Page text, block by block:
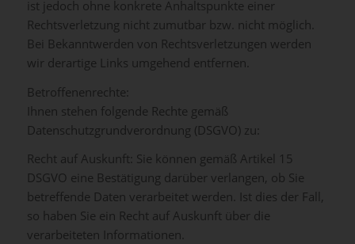
ist jedoch ohne konkrete Anhaltspunkte einer
Rechtsverletzung nicht zumutbar bzw. nicht möglich.
Bei Bekanntwerden von Rechtsverletzungen werden
wir derartige Links umgehend entfernen.
Betroffenenrechte:
Ihnen stehen folgende Rechte gemäß
Datenschutzgrundverordnung (DSGVO) zu:
Recht auf Auskunft: Sie können gemäß Artikel 15
DSGVO eine Bestätigung darüber verlangen, ob Sie
betreffende Daten verarbeitet werden. Ist dies der Fall,
so haben Sie ein Recht auf Auskunft über die
verarbeiteten Informationen.